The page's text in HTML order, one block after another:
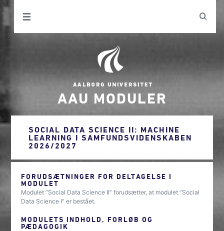
AAU MODULER
SOCIAL DATA SCIENCE II: MACHINE
LEARNING I SAMFUNDSVIDENSKABEN
2026/2027
FORUDSÆTNINGER FOR DELTAGELSE I
MODULET
Modulet ”Social Data Science II” forudsætter, at modulet ”Social
Data Science I” er bestået.
MODULETS INDHOLD, FORLØB OG
PÆDAGOGIK